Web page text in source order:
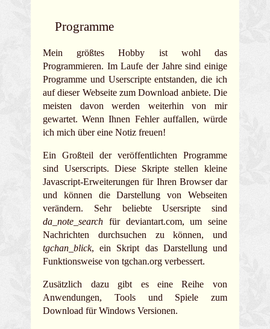
Programme
Mein größtes Hobby ist wohl das
Programmieren. Im Laufe der Jahre sind einige
Programme und Userscripte entstanden, die ich
auf dieser Webseite zum Download anbiete. Die
meisten davon werden weiterhin von mir
gewartet. Wenn Ihnen Fehler auffallen, würde
ich mich über eine Notiz freuen!
Ein Großteil der veröffentlichten Programme
sind Userscripts. Diese Skripte stellen kleine
Javascript-Erweiterungen für Ihren Browser dar
und können die Darstellung von Webseiten
verändern. Sehr beliebte Usersripte sind
da_note_search für deviantart.com, um seine
Nachrichten durchsuchen zu können, und
tgchan_blick, ein Skript das Darstellung und
Funktionsweise von tgchan.org verbessert.
Zusätzlich dazu gibt es eine Reihe von
Anwendungen, Tools und Spiele zum
Download für Windows Versionen.